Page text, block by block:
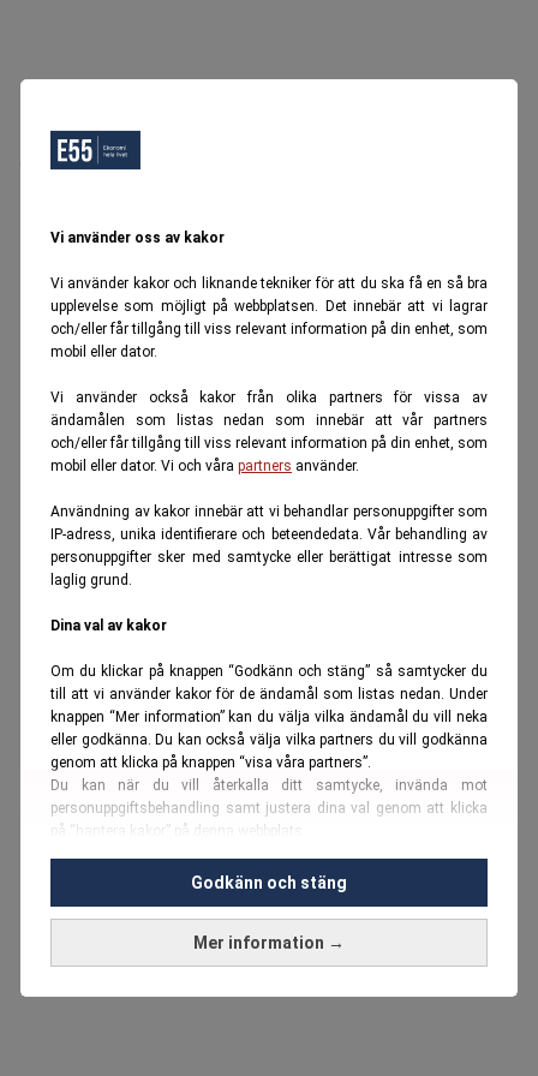
Vi använder oss av kakor
Vi använder kakor och liknande tekniker för att du ska få en så bra
upplevelse som möjligt på webbplatsen. Det innebär att vi lagrar
och/eller får tillgång till viss relevant information på din enhet, som
mobil eller dator.
Vi använder också kakor från olika partners för vissa av
ändamålen som listas nedan som innebär att vår partners
och/eller får tillgång till viss relevant information på din enhet, som
mobil eller dator. Vi och våra partners använder.
Användning av kakor innebär att vi behandlar personuppgifter som
IP-adress, unika identifierare och beteendedata. Vår behandling av
personuppgifter sker med samtycke eller berättigat intresse som
laglig grund.
Dina val av kakor
Om du klickar på knappen “Godkänn och stäng” så samtycker du
till att vi använder kakor för de ändamål som listas nedan. Under
knappen “Mer information” kan du välja vilka ändamål du vill neka
eller godkänna. Du kan också välja vilka partners du vill godkänna
genom att klicka på knappen “visa våra partners”.
Du kan när du vill återkalla ditt samtycke, invända mot
personuppgiftsbehandling samt justera dina val genom att klicka
på “hantera kakor” på denna webbplats.
Du kan fördjupa dig ytterligare i vårcookie-policy
Vi använder kakor och personuppgifter för dessa syften:
Nödvändiga cookies och liknande tekniker, anpassning av
Mer information →
Godkänn och stäng
Oops, Ett fel inträffade.